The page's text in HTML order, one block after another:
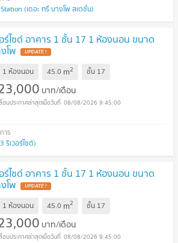
(เดอะ ทรี บางโพ สเตชั่น)
อร์ไซด์ อาคาร 1 ชั้น 17 1 ห้องนอน ขนาด
โพ UPDATE !
1 ห้องนอน 45.0 m2 ชั้น 17
บาท/เดือน
08/08/2026 9:45:00
ริเวอร์ไซด์)
อร์ไซด์ อาคาร 1 ชั้น 17 1 ห้องนอน ขนาด
โพ UPDATE !
1 ห้องนอน 45.0 m2 ชั้น 17
บาท/เดือน
08/08/2026 9:45:00